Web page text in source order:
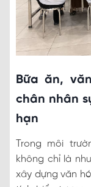
Bữa ăn,
chân nhân
hạn
Trong môi
không chỉ là
xây dựng văn